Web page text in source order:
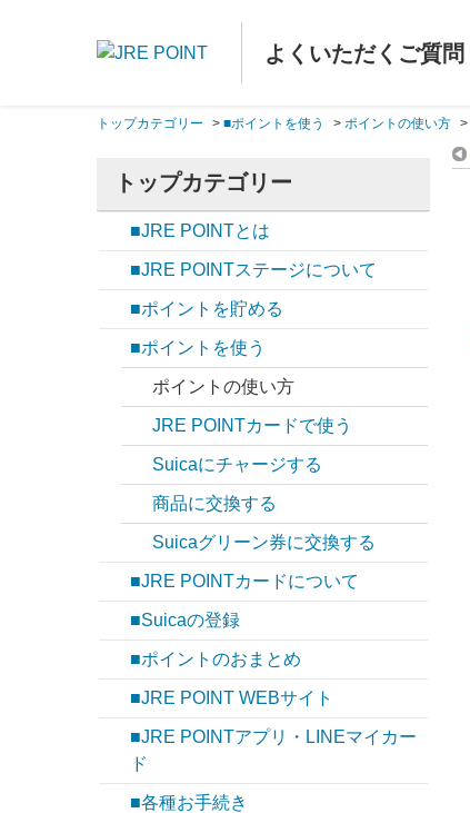
よくいただくご質問
トップカテゴリー > ■ポイントを使う > ポイントの使い方 >
トップカテゴリー
■JRE POINTとは
■JRE POINTステージについて
■ポイントを貯める
■ポイントを使う
ポイントの使い方
JRE POINTカードで使う
Suicaにチャージする
商品に交換する
Suicaグリーン券に交換する
■JRE POINTカードについて
■Suicaの登録
■ポイントのおまとめ
■JRE POINT WEBサイト
■JRE POINTアプリ・LINEマイカー
ド
■各種お手続き